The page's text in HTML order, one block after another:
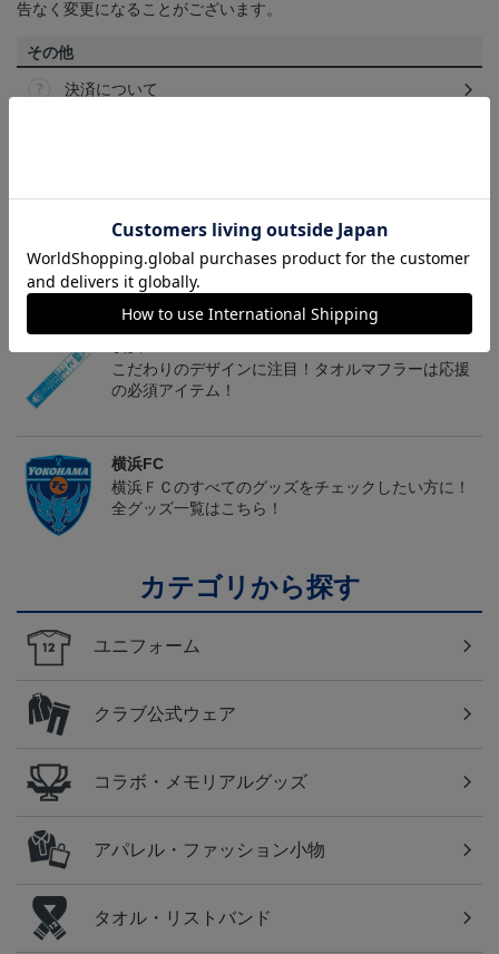
告なく変更になることがございます。
その他
決済について
トピックス
こだわりのデザインに注目！タオルマフラーは応援
の必須アイテム！
横浜FC
横浜ＦＣのすべてのグッズをチェックしたい方に！
全グッズ一覧はこちら！
カテゴリから探す
ユニフォーム
クラブ公式ウェア
コラボ・メモリアルグッズ
アパレル・ファッション小物
タオル・リストバンド